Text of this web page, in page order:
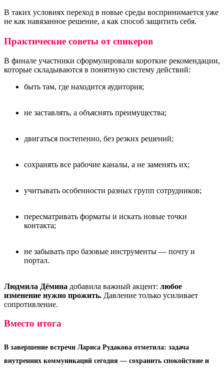
В таких условиях переход в новые среды воспринимается уже
не как навязанное решение, а как способ защитить себя.
Практические советы от спикеров
В финале участники сформулировали короткие рекомендации,
которые складываются в понятную систему действий:
быть там, где находится аудитория;
не заставлять, а объяснять преимущества;
двигаться постепенно, без резких решений;
сохранять все рабочие каналы, а не заменять их;
учитывать особенности разных групп сотрудников;
пересматривать форматы и искать новые точки
контакта;
не забывать про базовые инструменты — почту и
портал.
Людмила Дёмина добавила важный акцент: любое
изменение нужно прожить. Давление только усиливает
сопротивление.
Вместо итога
В завершение встречи Лариса Рудакова отметила: задача
внутренних коммуникаций сегодня — сохранить спокойствие и